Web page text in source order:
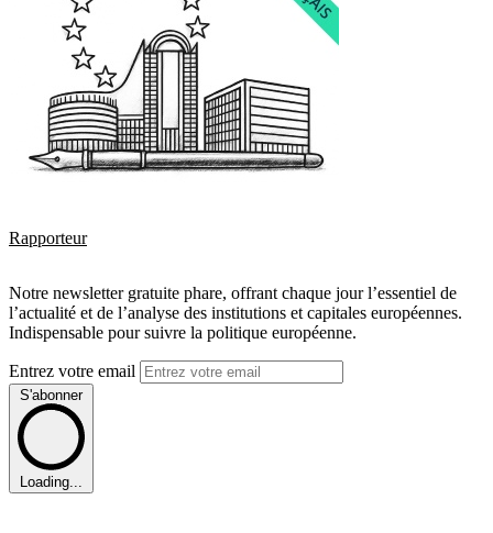
Rapporteur
Notre newsletter gratuite phare, offrant chaque jour l’essentiel de
l’actualité et de l’analyse des institutions et capitales européennes.
Indispensable pour suivre la politique européenne.
Entrez votre email
S'abonner
Loading...